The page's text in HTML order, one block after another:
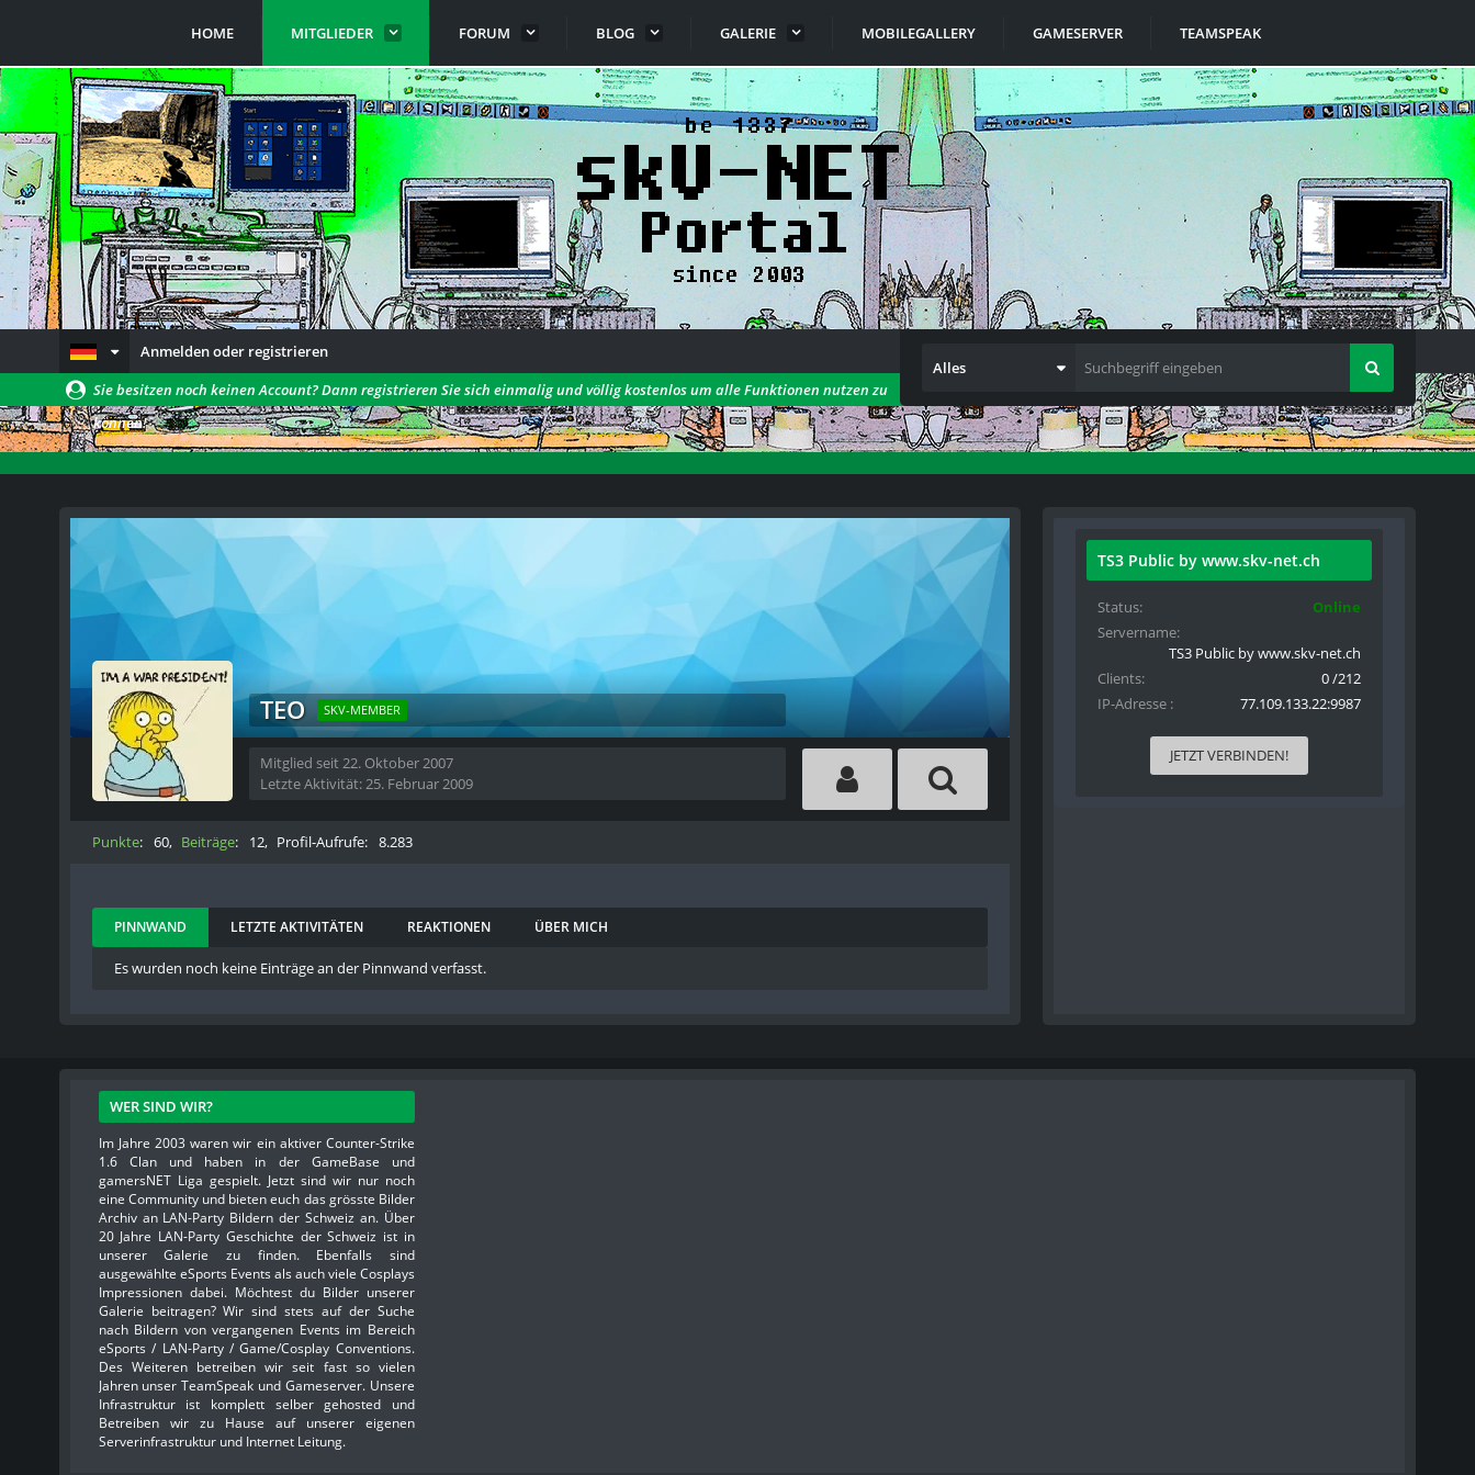
HOME MITGLIEDER FORUM BLOG GALERIE MOBILEGALLERY GAMESERVER TEAMSPEAK
Anmelden oder registrieren
Alles
Sie besitzen noch keinen Account? Dann registrieren Sie sich einmalig und völlig kostenlos um alle Funktionen nutzen zu
können!
TEO SKV-MEMBER
Mitglied seit 22. Oktober 2007
Letzte Aktivität:25. Februar 2009
Punkte 60 Beiträge 12 Profil-Aufrufe 8.283
PINNWAND LETZTE AKTIVITÄTEN REAKTIONEN ÜBER MICH
Es wurden noch keine Einträge an der Pinnwand verfasst.
TS3 Public by www.skv-net.ch
Status
Online
Servername
TS3 Public by www.skv-net.ch
Clients
0 /212
IP-Adresse
77.109.133.22:9987
JETZT VERBINDEN!
WER SIND WIR?
Im Jahre 2003 waren wir ein aktiver Counter-Strike
1.6 Clan und haben in der GameBase und
gamersNET Liga gespielt. Jetzt sind wir nur noch
eine Community und bieten euch das grösste Bilder
Archiv an LAN-Party Bildern der Schweiz an. Über
20 Jahre LAN-Party Geschichte der Schweiz ist in
unserer Galerie zu finden. Ebenfalls sind
ausgewählte eSports Events als auch viele Cosplays
Impressionen dabei. Möchtest du Bilder unserer
Galerie beitragen? Wir sind stets auf der Suche
nach Bildern von vergangenen Events im Bereich
eSports / LAN-Party / Game/Cosplay Conventions.
Des Weiteren betreiben wir seit fast so vielen
Jahren unser TeamSpeak und Gameserver. Unsere
Infrastruktur ist komplett selber gehosted und
Betreiben wir zu Hause auf unserer eigenen
Serverinfrastruktur und Internet Leitung.